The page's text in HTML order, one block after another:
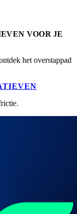
VOOR JE
het overstappad